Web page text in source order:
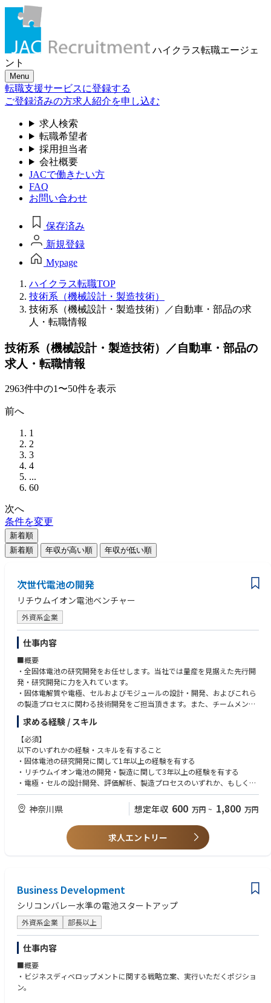
ハイクラス転職エージェ
ント
Menu
転職支援サービスに登録する
ご登録済みの方求人紹介を申し込む
求人検索
転職希望者
採用担当者
会社概要
JACで働きたい方
FAQ
お問い合わせ
保存済み
新規登録
Mypage
ハイクラス転職TOP
技術系（機械設計・製造技術）
技術系（機械設計・製造技術）／自動車・部品の求
人・転職情報
技術系（機械設計・製造技術）／自動車・部品の
求人・転職情報
2963件中の1〜50件を表示
前へ
1
2
3
4
...
60
次へ
条件を変更
新着順
新着順
年収が高い順 年収が低い順
次世代電池の開発
リチウムイオン電池ベンチャー
外資系企業
仕事内容
■概要
・全固体電池の研究開発をお任せします。当社では量産を見据えた先行開
発・研究開発に力を入れています。
・固体電解質や電極、セルおよびモジュールの設計・開発、およびこれら
の製造プロセスに関わる技術開発をご担当頂きます。また、チームメンバ
ーと協力して製品化・量産化に取り組んで頂きます。
■具体的な業務
1. 固体電池の開発に関わる業務全般
(1) 固体電解質、電極、セルおよびモジュールの設計・開発、
製造プロセスの設計・開発、評価解析などの業務の推進
(2) 設備など研究開発インフラの構築に関わる業務の推進
品質・歩留まり向上に関わる業務の推進
3. 上記に必要な社外連携先との協業、および中国本社との連携に関わる
4. 中国への出張対応および開発・立ち上げ支援に関わる業務の推進
求める経験 / スキル
【必須】
以下のいずれかの経験・スキルを有すること
・固体電池の研究開発に関して1年以上の経験を有する
・リチウムイオン電池の開発・製造に関して3年以上の経験を有する
・電極・セルの設計開発、評価解析、製造プロセスのいずれか、もしくは
固体電解質に関する実践的かつ高度な専門性を有する
【歓迎】
・リチウム金属電池の開発経験
・リチウムイオン電池の先行開発から量産までの一連の経験を有する
・電極・セル作製に関する全工程もしくは個別工程に精通・習熟している
神奈川県 想定年収 600 万円 ~ 1,800 万円
求人エントリー
Business Development
シリコンバレー水準の電池スタートアップ
外資系企業 部長以上
仕事内容
■概要
・ビジネスディベロップメントに関する戦略立案、実行いただくポジショ
ン。